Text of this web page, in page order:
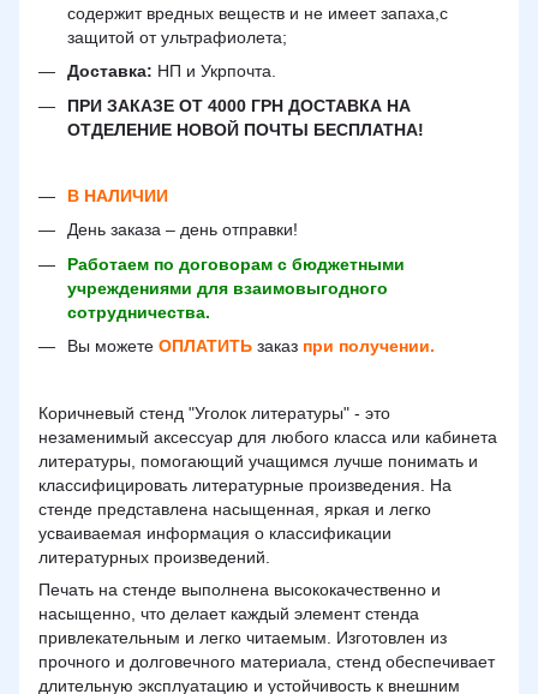
содержит вредных веществ и не имеет запаха,с
защитой от ультрафиолета;
Доставка: НП и Укрпочта.
ПРИ ЗАКАЗЕ ОТ 4000 ГРН ДОСТАВКА НА
ОТДЕЛЕНИЕ НОВОЙ ПОЧТЫ БЕСПЛАТНА!
В НАЛИЧИИ
День заказа – день отправки!
Работаем по договорам с бюджетными
учреждениями для взаимовыгодного
сотрудничества.
Вы можете ОПЛАТИТЬ заказ при получении.
Коричневый стенд "Уголок литературы" - это
незаменимый аксессуар для любого класса или кабинета
литературы, помогающий учащимся лучше понимать и
классифицировать литературные произведения. На
стенде представлена насыщенная, яркая и легко
усваиваемая информация о классификации
литературных произведений.
Печать на стенде выполнена высококачественно и
насыщенно, что делает каждый элемент стенда
привлекательным и легко читаемым. Изготовлен из
прочного и долговечного материала, стенд обеспечивает
длительную эксплуатацию и устойчивость к внешним